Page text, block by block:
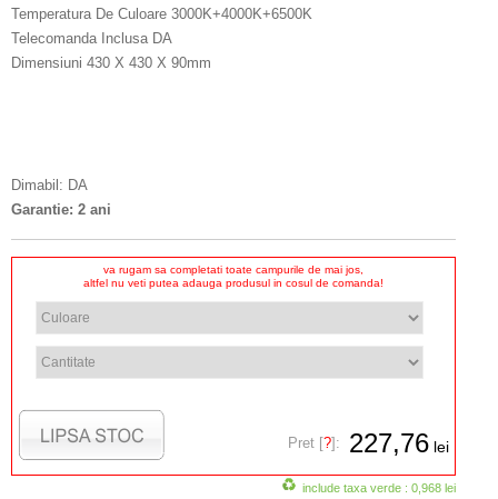
Temperatura De Culoare 3000K+4000K+6500K
Telecomanda Inclusa DA
Dimensiuni 430 X 430 X 90mm
Dimabil: DA
Garantie: 2 ani
va rugam sa completati toate campurile de mai jos,
altfel nu veti putea adauga produsul in cosul de comanda!
Pret [?]: 227,76 lei
include taxa verde : 0,968 lei